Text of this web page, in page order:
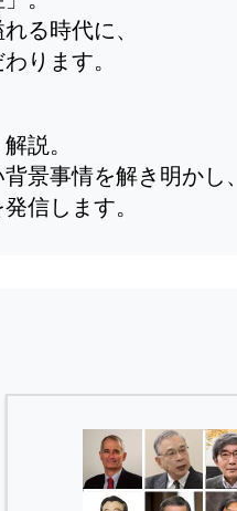
る時代に、
ります。
説。
景事情を解き明かし、
信します。